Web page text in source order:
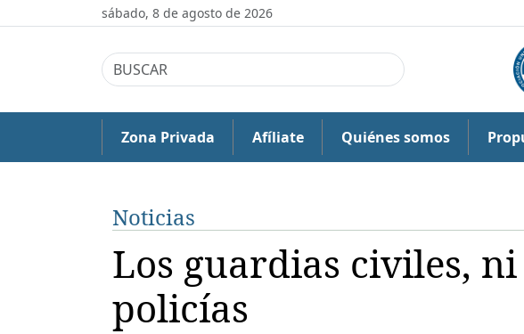
sábado, 8 de agosto de 2026
Zona Privada Afíliate Quiénes somos
Noticias
Los guardias civiles,
policías